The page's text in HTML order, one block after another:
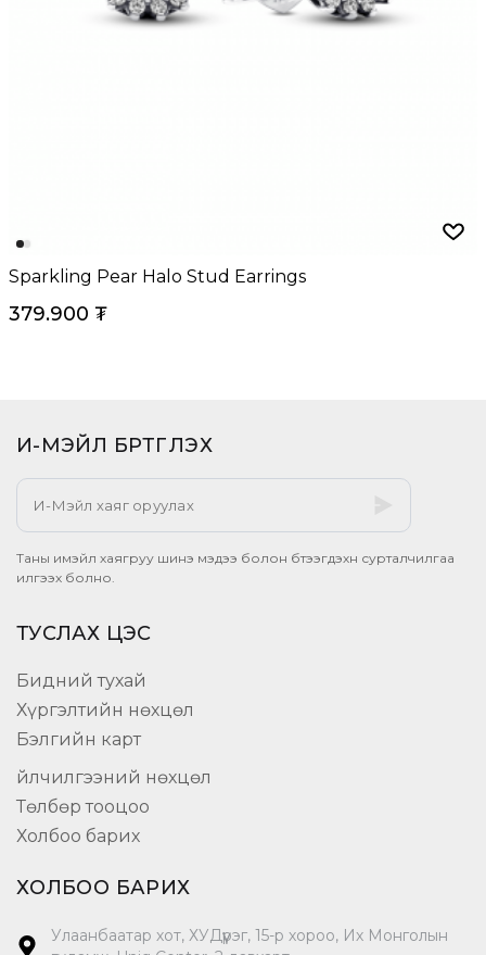
Sparkling Pear Halo Stud Earrings
379.900 ₮
И-МЭЙЛ БҮРТГҮҮЛЭХ​
Таны имэйл хаягруу шинэ мэдээ болон бүтээгдэхүүн сурталчилгаа
илгээх болно.
ТУСЛАХ ЦЭС
Бидний тухай
Хүргэлтийн нөхцөл
Бэлгийн карт
Үйлчилгээний нөхцөл
Төлбөр тооцоо
Холбоо барих
ХОЛБОО БАРИХ
Улаанбаатар хот, ХУДүүрэг, 15-р хороо, Их Монголын